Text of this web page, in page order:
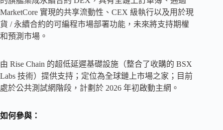
MarketCore 實現的共享流動性、CEX 級執行以及用於現
貨 / 永續合約的可編程市場部署功能，未來將支持期權
和預測市場。
由 Rise Chain 的超低延遲基礎設施（整合了收購的 BSX
Labs 技術）提供支持；定位為全球鏈上市場之家；目前
處於公共測試網階段，計劃於 2026 年初啟動主網。
如何參與：